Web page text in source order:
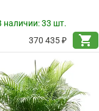
наличии:33 шт.
370 435 ₽
shopping_cart